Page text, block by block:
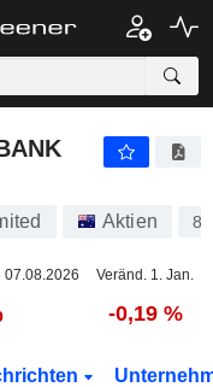
-1,10 %
Aktien
07.08.2026 Veränd. 1. Jan.
-0,19 %